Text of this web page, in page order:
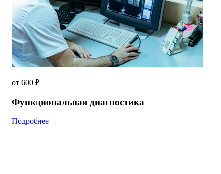
от 600 ₽
Функциональная диагностика
Подробнее